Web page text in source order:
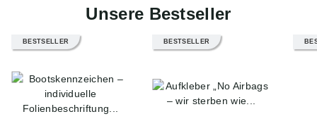
Unsere Bestseller
BESTSELLER BESTSELLER